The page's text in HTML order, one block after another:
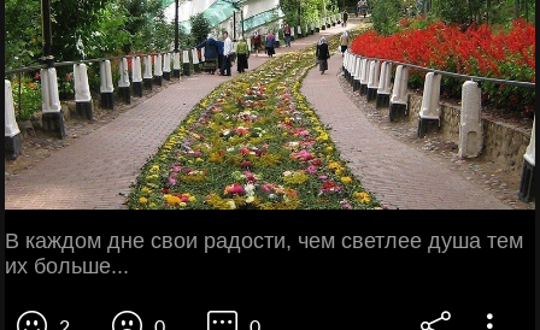
В каждом дне свои радости, чем светлее душа тем
их больше...